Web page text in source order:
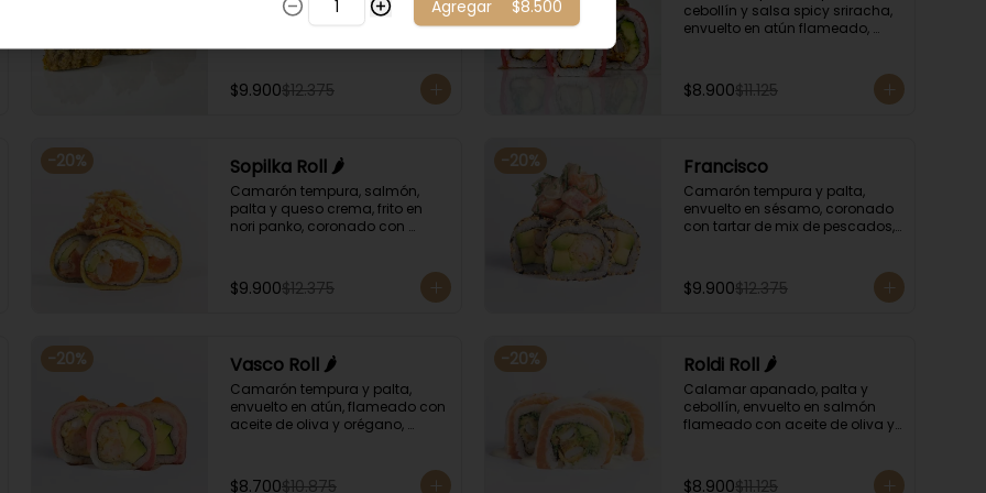
crema y salsa spicy sriracha,
frito en nori tempura, coronado
con tartar salmón, ciboulette y
unagui.
$9.900$12.375
cebollín y salsa spicy sriracha,
envuelto en atún flameado,
$8.900$11.125
-20% Sopilka Roll 🌶️
Camarón tempura, salmón,
palta y queso crema, frito en
nori panko, coronado con
$9.900$12.375
-20% Francisco
Camarón tempura y palta,
envuelto en sésamo, coronado
con tartar de mix de pescados,
$9.900$12.375
-20% Vasco Roll 🌶️
Camarón tempura y palta,
envuelto en atún, flameado con
aceite de oliva y orégano,
$8.700$10.875
-20% Roldi Roll 🌶️
Calamar apanado, palta y
cebollín, envuelto en salmón
flameado con aceite de oliva y
$8.900$11.125
Agregar $8.500